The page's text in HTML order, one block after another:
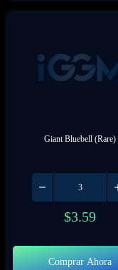
Giant Bluebell (Rare)
$3.59
Comprar Ahora